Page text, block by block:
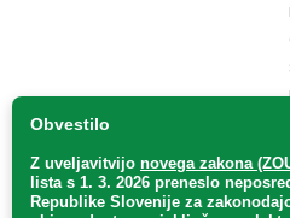
Obvestilo
Z uveljavitvijo novega zakona
lista s 1. 3. 2026 preneslo
Republike Slovenije za